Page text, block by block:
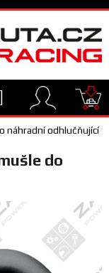
náhradní odhlučňující
do